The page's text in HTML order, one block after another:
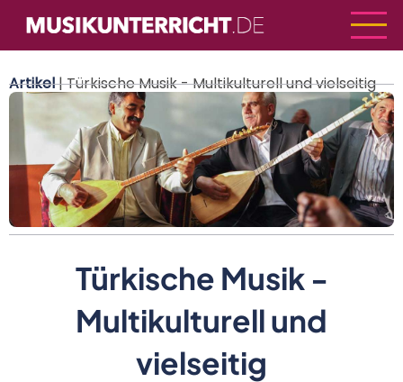
zum
Inhalt
Artikel| Türkische Musik - Multikulturell und vielseitig
Türkische Musik -
Multikulturell und
vielseitig